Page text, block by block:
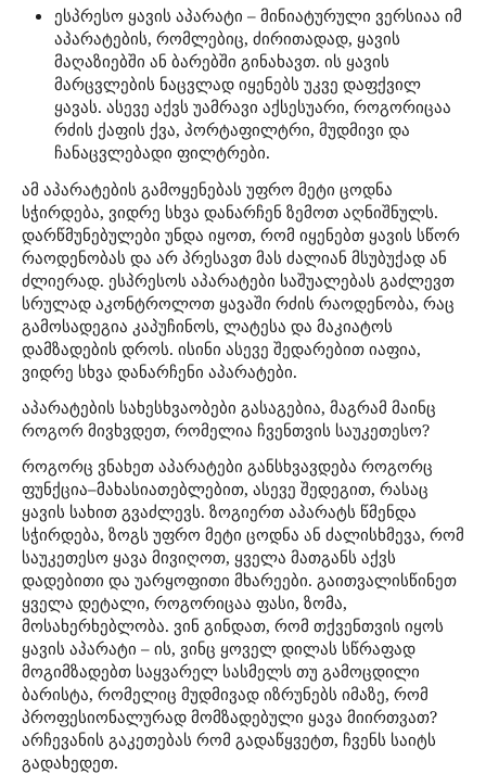
ესპრესო ყავის აპარატი – მინიატურული ვერსიაა იმ
აპარატების, რომლებიც, ძირითადად, ყავის
მაღაზიებში ან ბარებში გინახავთ. ის ყავის
მარცვლების ნაცვლად იყენებს უკვე დაფქვილ
ყავას. ასევე აქვს უამრავი აქსესუარი, როგორიცაა
რძის ქაფის ქვა, პორტაფილტრი, მუდმივი და
ჩანაცვლებადი ფილტრები.
ამ აპარატების გამოყენებას უფრო მეტი ცოდნა
სჭირდება, ვიდრე სხვა დანარჩენ ზემოთ აღნიშნულს.
დარწმუნებულები უნდა იყოთ, რომ იყენებთ ყავის სწორ
რაოდენობას და არ პრესავთ მას ძალიან მსუბუქად ან
ძლიერად. ესპრესოს აპარატები საშუალებას გაძლევთ
სრულად აკონტროლოთ ყავაში რძის რაოდენობა, რაც
გამოსადეგია კაპუჩინოს, ლატესა და მაკიატოს
დამზადების დროს. ისინი ასევე შედარებით იაფია,
ვიდრე სხვა დანარჩენი აპარატები.
აპარატების სახესხვაობები გასაგებია, მაგრამ მაინც
როგორ მივხვდეთ, რომელია ჩვენთვის საუკეთესო?
როგორც ვნახეთ აპარატები განსხვავდება როგორც
ფუნქცია–მახასიათებლებით, ასევე შედეგით, რასაც
ყავის სახით გვაძლევს. ზოგიერთ აპარატს წმენდა
სჭირდება, ზოგს უფრო მეტი ცოდნა ან ძალისხმევა, რომ
საუკეთესო ყავა მივიღოთ, ყველა მათგანს აქვს
დადებითი და უარყოფითი მხარეები. გაითვალისწინეთ
ყველა დეტალი, როგორიცაა ფასი, ზომა,
მოსახერხებლობა. ვინ გინდათ, რომ თქვენთვის იყოს
ყავის აპარატი – ის, ვინც ყოველ დილას სწრაფად
მოგიმზადებთ საყვარელ სასმელს თუ გამოცდილი
ბარისტა, რომელიც მუდმივად იზრუნებს იმაზე, რომ
პროფესიონალურად მომზადებული ყავა მიირთვათ?
არჩევანის გაკეთებას რომ გადაწყვეტთ, ჩვენს საიტს
გადახედეთ.